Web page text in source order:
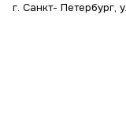
г. Санкт- Петербург,